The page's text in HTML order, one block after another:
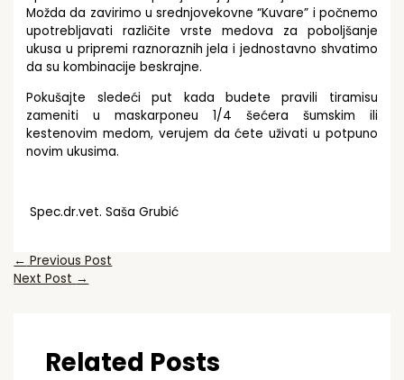
Možda da zavirimo u srednjovekovne “Kuvare” i počnemo
upotrebljavati različite vrste medova za poboljšanje
ukusa u pripremi raznoraznih jela i jednostavno shvatimo
da su kombinacije beskrajne.
Pokušajte sledeći put kada budete pravili tiramisu
zameniti u maskarponeu 1/4 šećera šumskim ili
kestenovim medom, verujem da ćete uživati u potpuno
novim ukusima.
Spec.dr.vet. Saša Grubić
← Previous Post
Next Post →
Related Posts